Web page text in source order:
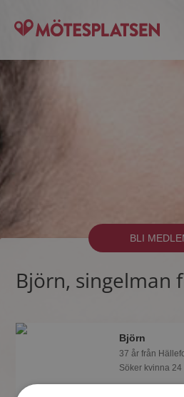
BLI
Björn, singelman
Björn
37 år från
Söker kvinna 24